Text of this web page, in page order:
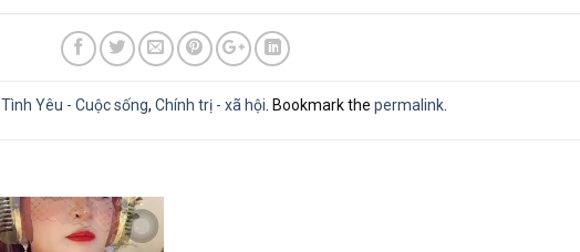
Tình Yêu - Cuộc sống, Chính trị - xã hội . Bookmark the permalink.